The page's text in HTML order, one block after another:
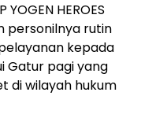
HEROES
personilnya rutin
kepada
Gatur pagi yang
di wilayah hukum